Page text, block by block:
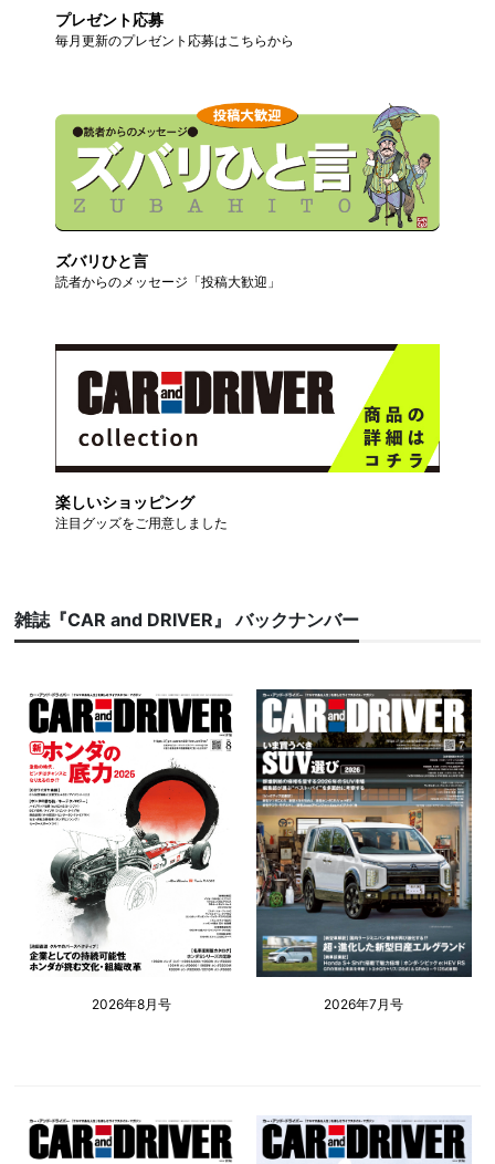
プレゼント応募
毎月更新のプレゼント応募はこちらから
ズバリひと言
読者からのメッセージ「投稿大歓迎」
楽しいショッピング
注目グッズをご用意しました
雑誌『CAR and DRIVER』 バックナンバー
2026年8月号 2026年7月号